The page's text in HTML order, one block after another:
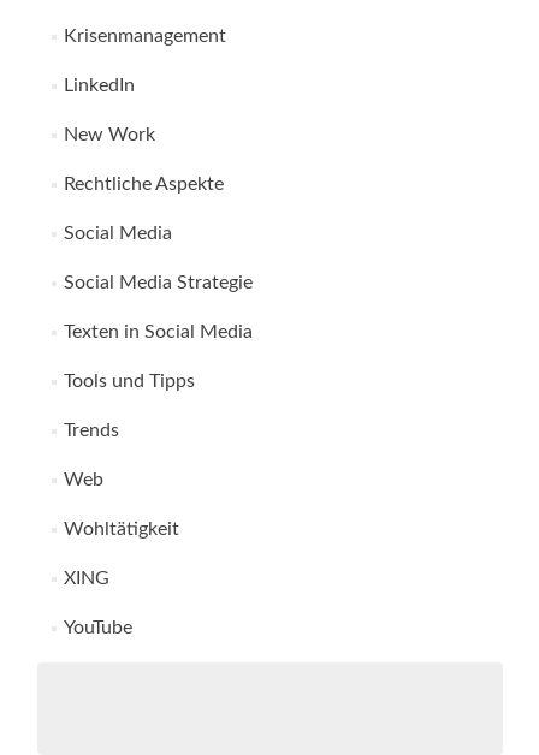
Krisenmanagement
LinkedIn
New Work
Rechtliche Aspekte
Social Media
Social Media Strategie
Texten in Social Media
Tools und Tipps
Trends
Web
Wohltätigkeit
XING
YouTube